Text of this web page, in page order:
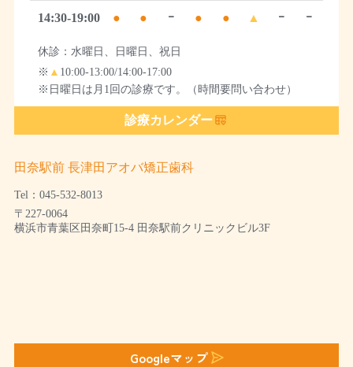
14:30-19:00 ● ● ｰ ● ● ▲ ｰ ｰ
休診：水曜日、日曜日、祝日
※ ▲ 10:00-13:00/14:00-17:00
※日曜日は月1回の診療です。（時間要問い合わせ）
診療カレンダー
田奈駅前 長津田アオバ矯正歯科
Tel：045-532-8013
〒227-0064
横浜市青葉区田奈町15-4 田奈駅前クリニックビル3F
Googleマップ